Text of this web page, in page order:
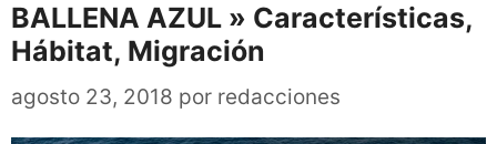
BALLENA AZUL » Características,
Hábitat, Migración
agosto 23, 2018 por redacciones